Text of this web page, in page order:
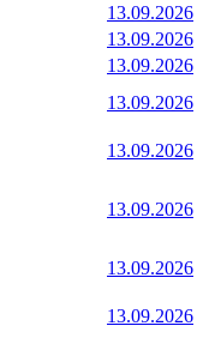
13.09.2026
13.09.2026
13.09.2026
13.09.2026
13.09.2026
13.09.2026
13.09.2026
13.09.2026